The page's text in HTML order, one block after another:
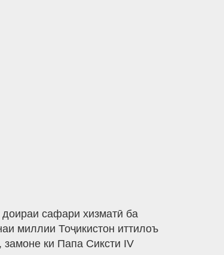
сафари хизматӣ ба
миллии Тоҷикистон иттилоъ
замоне ки Папа Сиксти IV